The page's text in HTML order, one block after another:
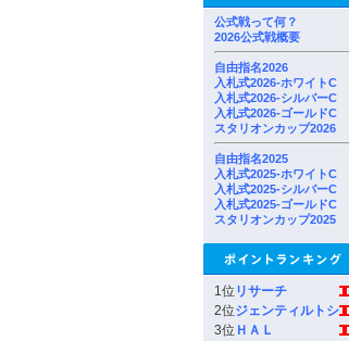
公式戦って何？
2026公式戦概要
自由指名2026
入札式2026-ホワイトC
入札式2026-シルバーC
入札式2026-ゴールドC
スタリオンカップ2026
自由指名2025
入札式2025-ホワイトC
入札式2025-シルバーC
入札式2025-ゴールドC
スタリオンカップ2025
1位 リサーチ
2位ジェンティルトシ
3位 ＨＡＬ